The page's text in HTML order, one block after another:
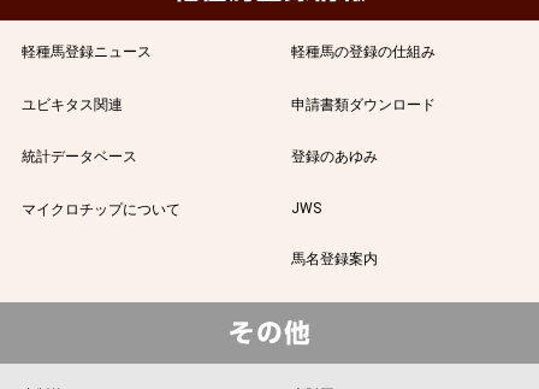
軽種馬登録ニュース 軽種馬の登録の仕組み
ユビキタス関連 申請書類ダウンロード
統計データベース 登録のあゆみ
マイクロチップについて JWS
馬名登録案内